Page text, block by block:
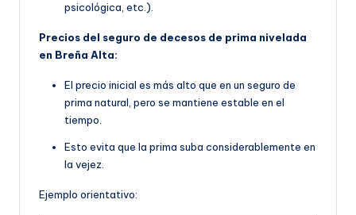
psicológica, etc.).
Precios del seguro de decesos de prima nivelada
en Breña Alta:
El precio inicial es más alto que en un seguro de
prima natural, pero se mantiene estable en el
tiempo.
Esto evita que la prima suba considerablemente en
la vejez.
Ejemplo orientativo: